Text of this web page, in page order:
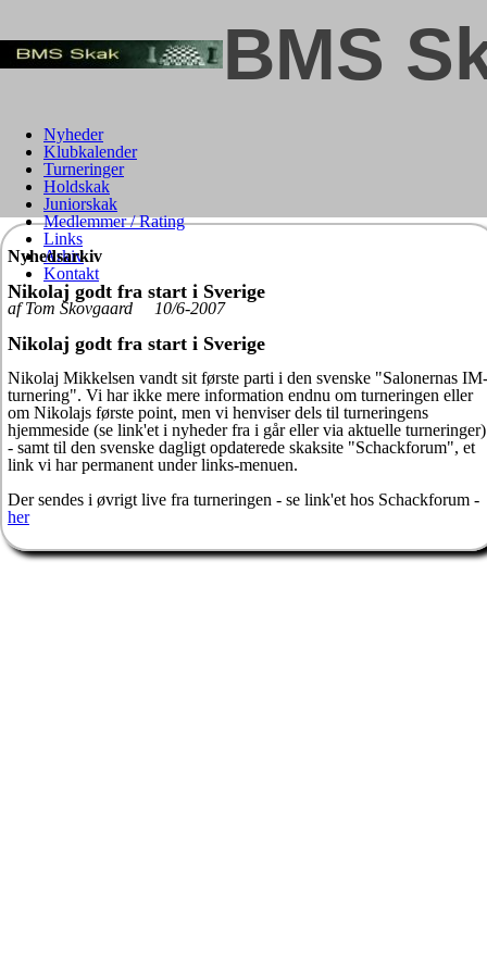
BMS
Nyheder
Klubkalender
Turneringer
Holdskak
Juniorskak
Medlemmer / Rating
Links
Arkiv
Kontakt
Nyhedsarkiv
Nikolaj godt fra start i Sverige
af Tom Skovgaard 10/6-2007
Nikolaj godt fra start i Sverige
Nikolaj Mikkelsen vandt sit første parti i den svenske "Salonernas IM-
turnering". Vi har ikke mere information endnu om turneringen eller
om Nikolajs første point, men vi henviser dels til turneringens
hjemmeside (se link'et i nyheder fra i går eller via aktuelle turneringer)
- samt til den svenske dagligt opdaterede skaksite "Schackforum", et
link vi har permanent under links-menuen.
Der sendes i øvrigt live fra turneringen - se link'et hos Schackforum -
her